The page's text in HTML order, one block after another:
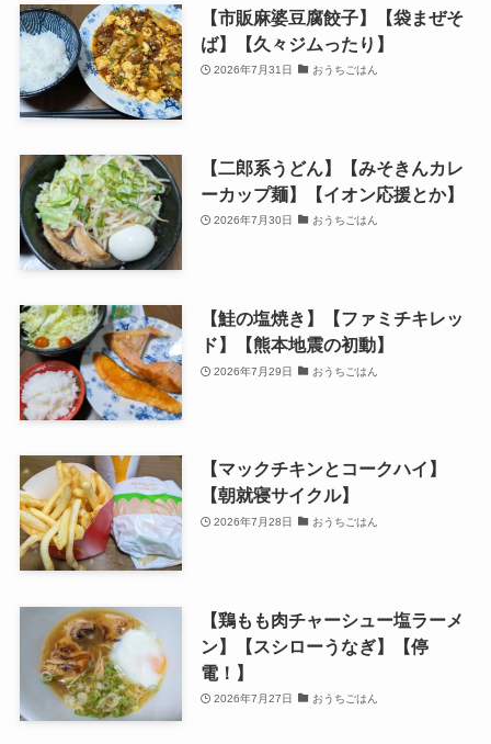
【市販麻婆豆腐餃子】【袋まぜそ
ば】【久々ジムったり】
2026年7月31日 おうちごはん
【二郎系うどん】【みそきんカレ
ーカップ麺】【イオン応援とか】
2026年7月30日 おうちごはん
【鮭の塩焼き】【ファミチキレッ
ド】【熊本地震の初動】
2026年7月29日 おうちごはん
【マックチキンとコークハイ】
【朝就寝サイクル】
2026年7月28日 おうちごはん
【鶏もも肉チャーシュー塩ラーメ
ン】【スシローうなぎ】【停
電！】
2026年7月27日 おうちごはん